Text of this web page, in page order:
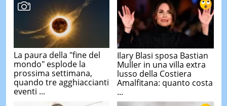
La paura della "fine del
mondo" esplode la
prossima settimana,
quando tre agghiaccianti
eventi ...
Ilary Blasi sposa Bastian
Muller in una villa extra
lusso della Costiera
Amalfitana: quanto costa
...